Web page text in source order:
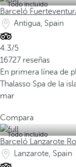
Todo incluido
Barceló
Antigua, Spain
4.3/5
16727 reseñas
En primera línea de
Thalasso Spa de la
mar
Compara
Todo incluido
Barceló Lanzarote
Lanzarote, Spain